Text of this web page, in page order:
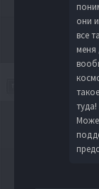
они
все
меня